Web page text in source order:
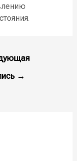
→